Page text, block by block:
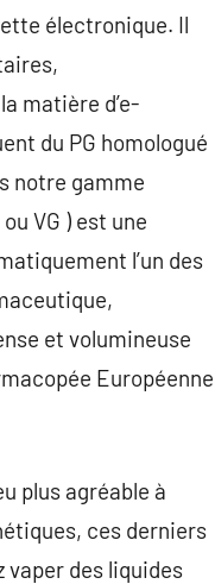
électronique. Il
matière d’e-
du PG homologué
notre gamme
VG ) est une
l’un des
et volumineuse
Européenne
plus agréable à
ces derniers
vaper des liquides